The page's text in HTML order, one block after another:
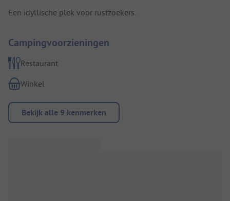
Een idyllische plek voor rustzoekers.
Campingvoorzieningen
Restaurant
Winkel
Bekijk alle 9 kenmerken